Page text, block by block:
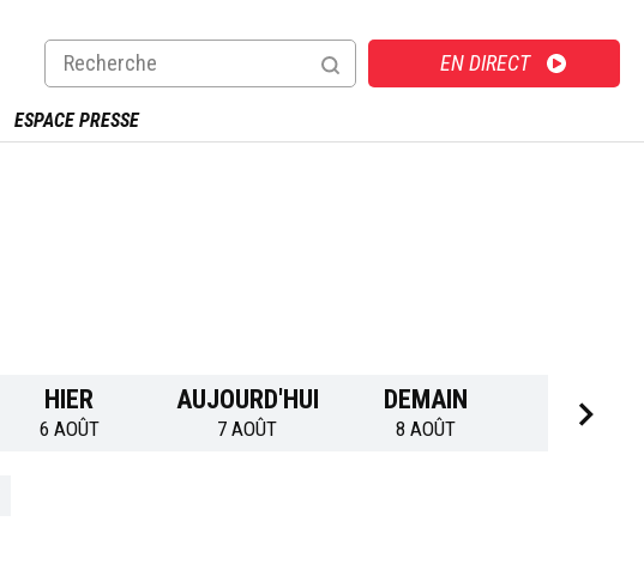
EN DIRECT
ESPACE PRESSE
HIER
6 AOÛT
AUJOURD'HUI
7 AOÛT
DEMAIN
8 AOÛT 9 AOÛT